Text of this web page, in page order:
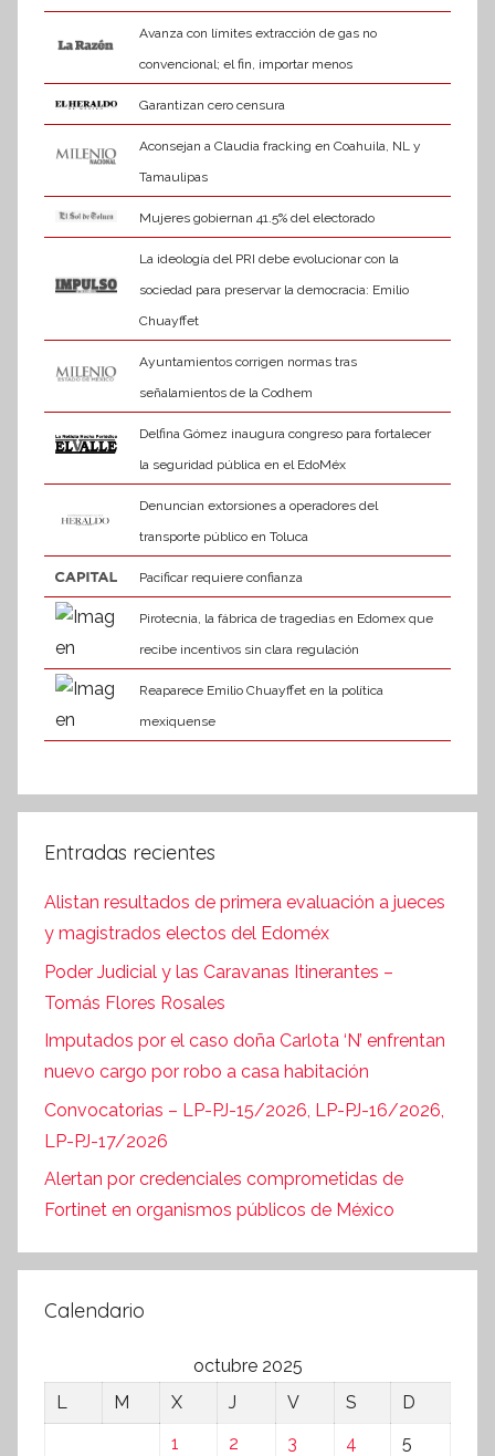
Avanza con límites extracción de gas no
convencional; el fin, importar menos
Garantizan cero censura
Aconsejan a Claudia fracking en Coahuila, NL y
Tamaulipas
Mujeres gobiernan 41.5% del electorado
La ideología del PRI debe evolucionar con la
sociedad para preservar la democracia: Emilio
Chuayffet
Ayuntamientos corrigen normas tras
señalamientos de la Codhem
Delfina Gómez inaugura congreso para fortalecer
la seguridad pública en el EdoMéx
Denuncian extorsiones a operadores del
transporte público en Toluca
Pacificar requiere confianza
Pirotecnia, la fábrica de tragedias en Edomex que
recibe incentivos sin clara regulación
Reaparece Emilio Chuayffet en la política
mexiquense
Entradas recientes
Alistan resultados de primera evaluación a jueces
y magistrados electos del Edoméx
Poder Judicial y las Caravanas Itinerantes –
Tomás Flores Rosales
Imputados por el caso doña Carlota ‘N’ enfrentan
nuevo cargo por robo a casa habitación
Convocatorias – LP-PJ-15/2026, LP-PJ-16/2026,
LP-PJ-17/2026
Alertan por credenciales comprometidas de
Fortinet en organismos públicos de México
Calendario
octubre 2025
L
M X J V S
D
1
2 3 4
5